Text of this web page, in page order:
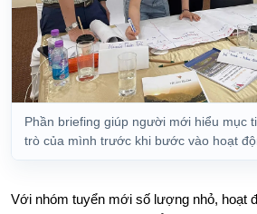
Phần briefing giúp người mới hiểu mục
trò của mình trước khi bước vào hoạt
Với nhóm tuyển mới số lượng nhỏ, hoạt